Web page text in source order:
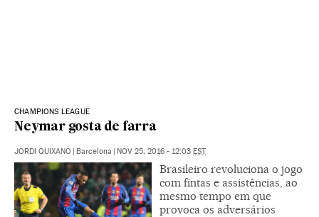
CHAMPIONS LEAGUE
Neymar gosta de farra
JORDI QUIXANO | Barcelona | NOV 25, 2016 - 12:03 EST
Brasileiro revoluciona o jogo
com fintas e assistências, ao
mesmo tempo em que
provoca os adversários